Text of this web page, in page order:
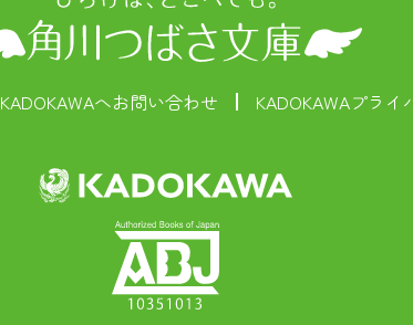
KADOKAWAへお問い合わせ KADOKAWAプラ